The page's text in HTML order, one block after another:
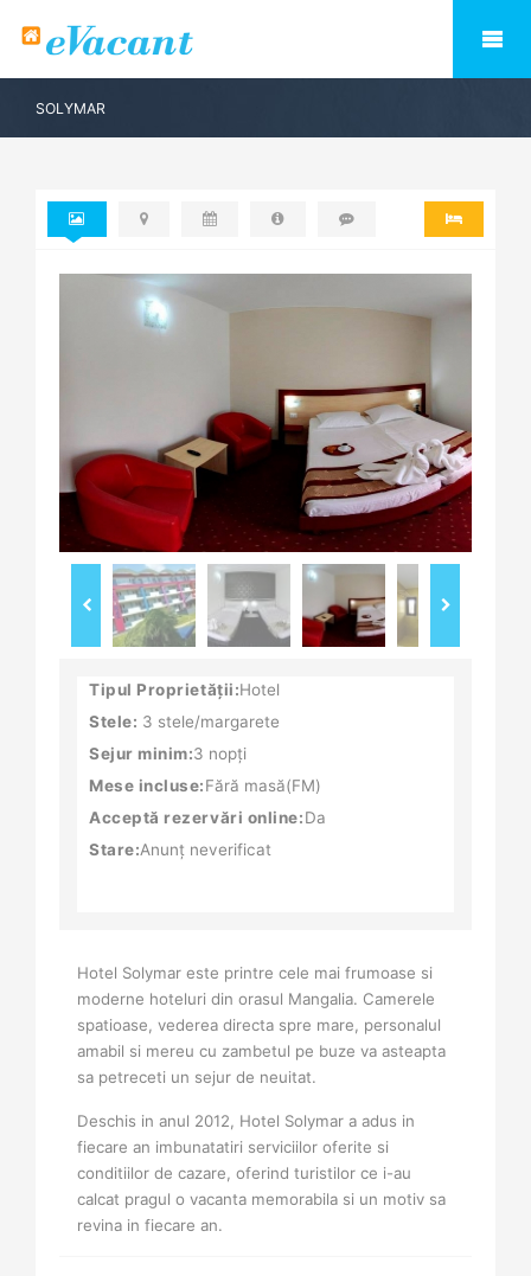
SOLYMAR
Tipul Proprietății:Hotel
Stele: 3 stele/margarete
Sejur minim:3 nopți
Mese incluse:Fără masă(FM)
Acceptă rezervări online:Da
Stare:Anunț neverificat
Hotel Solymar este printre cele mai frumoase si
moderne hoteluri din orasul Mangalia. Camerele
spatioase, vederea directa spre mare, personalul
amabil si mereu cu zambetul pe buze va asteapta
sa petreceti un sejur de neuitat.
Deschis in anul 2012, Hotel Solymar a adus in
fiecare an imbunatatiri serviciilor oferite si
conditiilor de cazare, oferind turistilor ce i-au
calcat pragul o vacanta memorabila si un motiv sa
revina in fiecare an.